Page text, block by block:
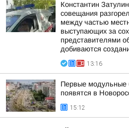
Константин
совещания
между частью
выступающих за
представителями
добиваются
13:16
Первые модульные
появятся в
15:12